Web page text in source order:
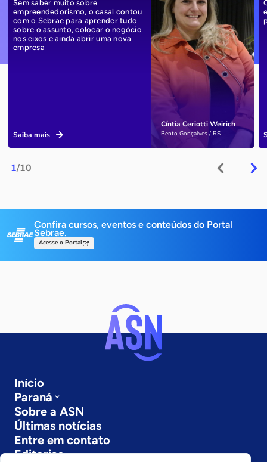
1/10
Cíntia Ceriotti Weirich
Bento Gonçalves / RS
Sem saber muito sobre
empreendedorismo, o casal contou
com o Sebrae para aprender tudo
sobre o assunto, colocar o negócio
nos eixos e ainda abrir uma nova
empresa
Saiba mais
Confira cursos, eventos e conteúdos do Portal
Sebrae.
Acesse o Portal
Início
Paraná
Sobre a ASN
Últimas notícias
Entre em contato
Editorias